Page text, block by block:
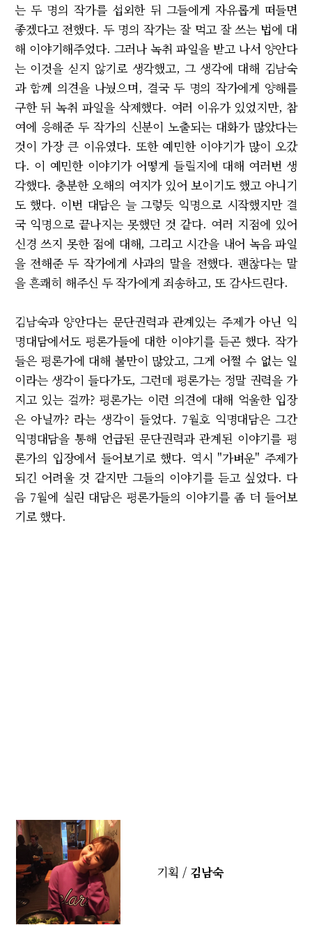
는 두 명의 작가를 섭외한 뒤 그들에게 자유롭게 떠들면
좋겠다고 전했다. 두 명의 작가는 잘 먹고 잘 쓰는 법에 대
해 이야기해주었다. 그러나 녹취 파일을 받고 나서 양안다
는 이것을 싣지 않기로 생각했고, 그 생각에 대해 김남숙
과 함께 의견을 나눴으며, 결국 두 명의 작가에게 양해를
구한 뒤 녹취 파일을 삭제했다. 여러 이유가 있었지만, 참
여에 응해준 두 작가의 신분이 노출되는 대화가 많았다는
것이 가장 큰 이유였다. 또한 예민한 이야기가 많이 오갔
다. 이 예민한 이야기가 어떻게 들릴지에 대해 여러번 생
각했다. 충분한 오해의 여지가 있어 보이기도 했고 아니기
도 했다. 이번 대담은 늘 그렇듯 익명으로 시작했지만 결
국 익명으로 끝나지는 못했던 것 같다. 여러 지점에 있어
신경 쓰지 못한 점에 대해, 그리고 시간을 내어 녹음 파일
을 전해준 두 작가에게 사과의 말을 전했다. 괜찮다는 말
을 흔쾌히 해주신 두 작가에게 죄송하고, 또 감사드린다.
김남숙과 양안다는 문단권력과 관계있는 주제가 아닌 익
명대담에서도 평론가들에 대한 이야기를 듣곤 했다. 작가
들은 평론가에 대해 불만이 많았고, 그게 어쩔 수 없는 일
이라는 생각이 들다가도, 그런데 평론가는 정말 권력을 가
지고 있는 걸까? 평론가는 이런 의견에 대해 억울한 입장
은 아닐까? 라는 생각이 들었다. 7월호 익명대담은 그간
익명대담을 통해 언급된 문단권력과 관계된 이야기를 평
론가의 입장에서 들어보기로 했다. 역시 "가벼운" 주제가
되긴 어려울 것 같지만 그들의 이야기를 듣고 싶었다. 다
음 7월에 실린 대담은 평론가들의 이야기를 좀 더 들어보
기로 했다.
기획 / 김남숙